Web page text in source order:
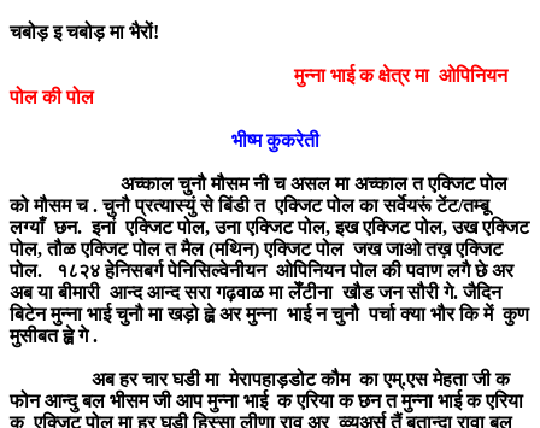
चबोड़ इ चबोड़ मा भैरों!
मुन्ना भाई क क्षेत्र मा ओपिनियन
पोल की पोल
भीष्म कुकरेती
अच्काल चुनौ मौसम नी च असल मा अच्काल त एक्जिट पोल
को मौसम च . चुनौ प्रत्यास्युं से बिंडी त एक्जिट पोल का सर्वेयरूं टेंट/तम्बू
लग्याँ छन. इनां एक्जिट पोल, उना एक्जिट पोल, इख एक्जिट पोल, उख एक्जिट
पोल, तौळ एक्जिट पोल त मैल (मथिन) एक्जिट पोल जख जाओ तख़ एक्जिट
पोल. १८२४ हेनिसबर्ग पेनिसिल्वेनीयन ओपिनियन पोल की पवाण लगै छे अर
अब या बीमारी आन्द आन्द सरा गढ़वाळ मा लेँटीना खौड जन सौरी गे. जैदिन
बिटेन मुन्ना भाई चुनौ मा खड़ो ह्व़े अर मुन्ना भाई न चुनौ पर्चा क्या भौर कि में कुण
मुसीबत ह्व़े गे .
अब हर चार घडी मा मेरापहाड़डोट कौम का एम्.एस मेहता जी क
फोन आन्दु बल भीसम जी आप मुन्ना भाई क एरिया क छन त मुन्ना भाई क एरिया
क एक्जिट पोल मा हर घड़ी हिस्सा ल़ीणा राव अर व्व्युअर्स तैं बतान्दा रावा बल